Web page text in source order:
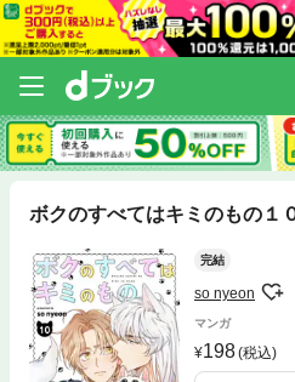
ボクのすべてはキミのもの１
完結
so nyeon
マンガ
198(税込)